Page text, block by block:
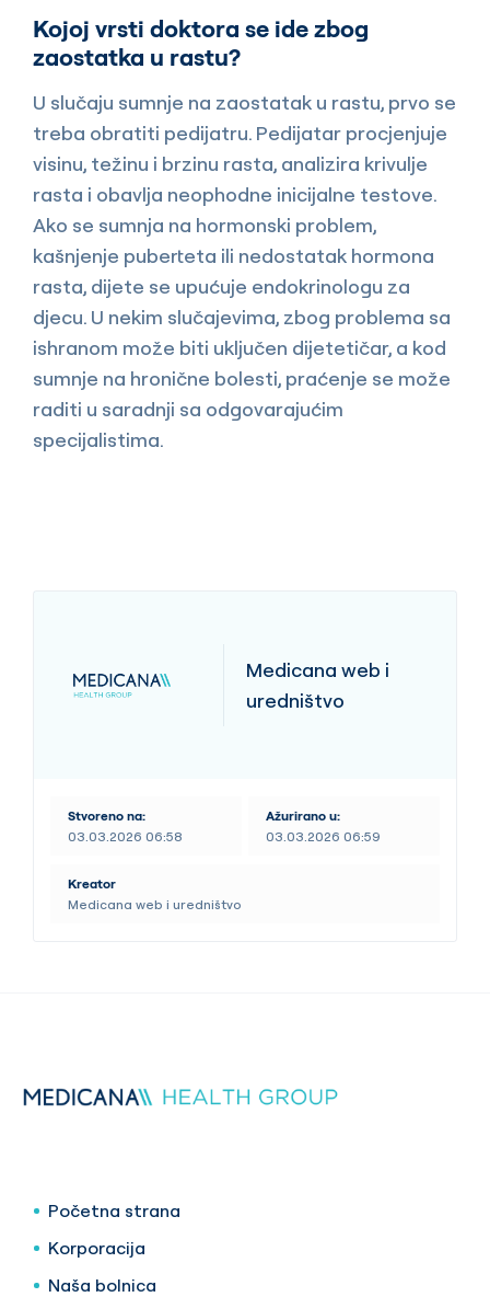
Kojoj vrsti doktora se ide zbog
zaostatka u rastu?
U slučaju sumnje na zaostatak u rastu, prvo se
treba obratiti pedijatru. Pedijatar procjenjuje
visinu, težinu i brzinu rasta, analizira krivulje
rasta i obavlja neophodne inicijalne testove.
Ako se sumnja na hormonski problem,
kašnjenje puberteta ili nedostatak hormona
rasta, dijete se upućuje endokrinologu za
djecu. U nekim slučajevima, zbog problema sa
ishranom može biti uključen dijetetičar, a kod
sumnje na hronične bolesti, praćenje se može
raditi u saradnji sa odgovarajućim
specijalistima.
Medicana web i
uredništvo
Stvoreno na:
03.03.2026 06:58
Ažurirano u:
03.03.2026 06:59
Kreator
Medicana web i uredništvo
Početna strana
Korporacija
Naša bolnica